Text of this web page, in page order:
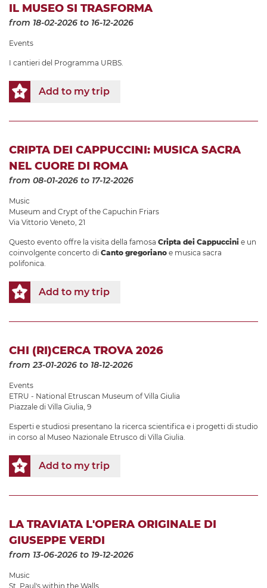
IL MUSEO SI TRASFORMA
from 18-02-2026 to 16-12-2026
Events
I cantieri del Programma URBS.
Add to my trip
CRIPTA DEI CAPPUCCINI: MUSICA SACRA
NEL CUORE DI ROMA
from 08-01-2026 to 17-12-2026
Music
Museum and Crypt of the Capuchin Friars
Via Vittorio Veneto, 21
Questo evento offre la visita della famosa Cripta dei Cappuccini e un
coinvolgente concerto di Canto gregoriano e musica sacra
polifonica.
Add to my trip
CHI (RI)CERCA TROVA 2026
from 23-01-2026 to 18-12-2026
Events
ETRU - National Etruscan Museum of Villa Giulia
Piazzale di Villa Giulia, 9
Esperti e studiosi presentano la ricerca scientifica e i progetti di studio
in corso al Museo Nazionale Etrusco di Villa Giulia.
Add to my trip
LA TRAVIATA L'OPERA ORIGINALE DI
GIUSEPPE VERDI
from 13-06-2026 to 19-12-2026
Music
St. Paul's within the Walls